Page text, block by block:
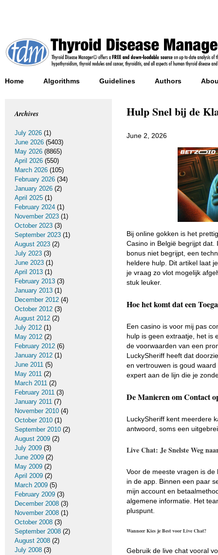
Home Algorithms Guidelines Authors
Hulp Snel bij de
June 2, 2026
Bij online gokken is het
Casino in België begrijpt
bonus niet begrijpt, een
heldere hulp. Dit artikel laat
je vraag zo vlot mogelijk
stuk leuker.
Hoe het komt dat een
Een casino is voor mij pas
hulp is geen extraatje, het is
de voorwaarden van een
LuckySheriff heeft dat
en vertrouwen is goud
expert aan de lijn die je
De Manieren om Contact
LuckySheriff kent meerdere
antwoord, soms een
Live Chat: Je Snelste Weg
Voor de meeste vragen is
in de app. Binnen een paar
mijn account en
algemene informatie. Het
pluspunt.
Wanneer Kies je Best voor Live Chat?
Gebruik de live chat vooral
Archives
July 2026 (1)
June 2026 (5403)
May 2026 (8865)
April 2026 (550)
March 2026 (105)
February 2026 (34)
January 2026 (2)
April 2025 (1)
February 2024 (1)
November 2023 (1)
October 2023 (3)
September 2023 (1)
August 2023 (2)
July 2023 (3)
June 2023 (1)
April 2013 (1)
February 2013 (3)
January 2013 (1)
December 2012 (4)
October 2012 (3)
August 2012 (2)
July 2012 (1)
May 2012 (2)
February 2012 (6)
January 2012 (1)
June 2011 (5)
May 2011 (2)
March 2011 (2)
February 2011 (3)
January 2011 (7)
November 2010 (4)
October 2010 (1)
September 2010 (2)
August 2009 (2)
July 2009 (3)
June 2009 (2)
May 2009 (2)
April 2009 (2)
March 2009 (5)
February 2009 (3)
December 2008 (3)
November 2008 (1)
October 2008 (3)
September 2008 (2)
August 2008 (2)
July 2008 (3)